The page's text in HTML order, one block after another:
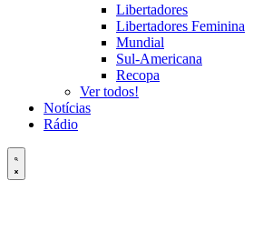
Libertadores
Libertadores Feminina
Mundial
Sul-Americana
Recopa
Ver todos!
Notícias
Rádio